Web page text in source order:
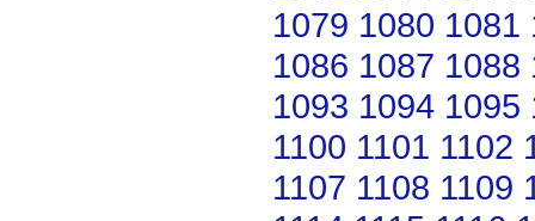
1079 1080 1081
1086 1087 1088
1093 1094 1095
1100 1101 1102
1107 1108 1109